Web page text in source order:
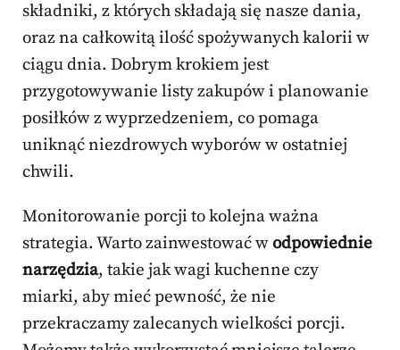
składniki, z których składają się nasze dania,
oraz na całkowitą ilość spożywanych kalorii w
ciągu dnia. Dobrym krokiem jest
przygotowywanie listy zakupów i planowanie
posiłków z wyprzedzeniem, co pomaga
uniknąć niezdrowych wyborów w ostatniej
chwili.
Monitorowanie porcji to kolejna ważna
strategia. Warto zainwestować wodpowiednie
narzędzia, takie jak wagi kuchenne czy
miarki, aby mieć pewność, że nie
przekraczamy zalecanych wielkości porcji.